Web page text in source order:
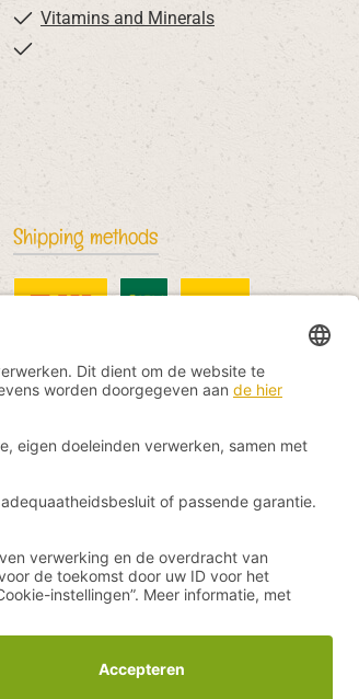
Vitamins and Minerals
Shipping methods
DHL International